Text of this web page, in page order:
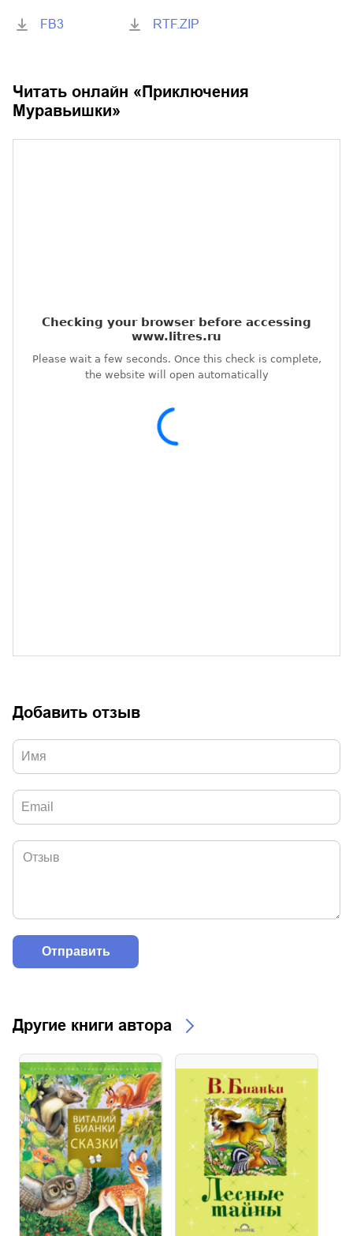
FB3 RTF.ZIP
Читать онлайн « Приключения
Муравьишки»
Добавить отзыв
Другие книги автора